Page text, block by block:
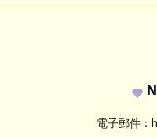
電子郵件：